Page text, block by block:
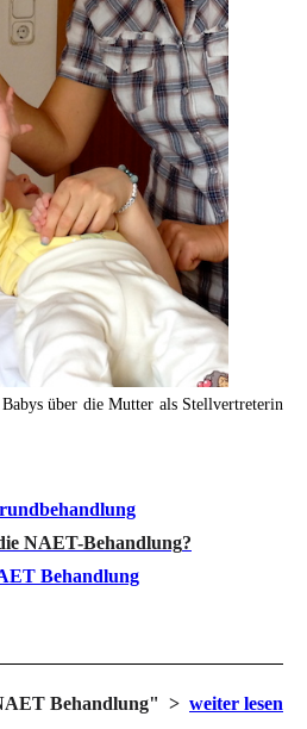
über die Mutter als Stellvertreterin
NAET-Behandlung?
Behandlung
Behandlung" > weiter lesen